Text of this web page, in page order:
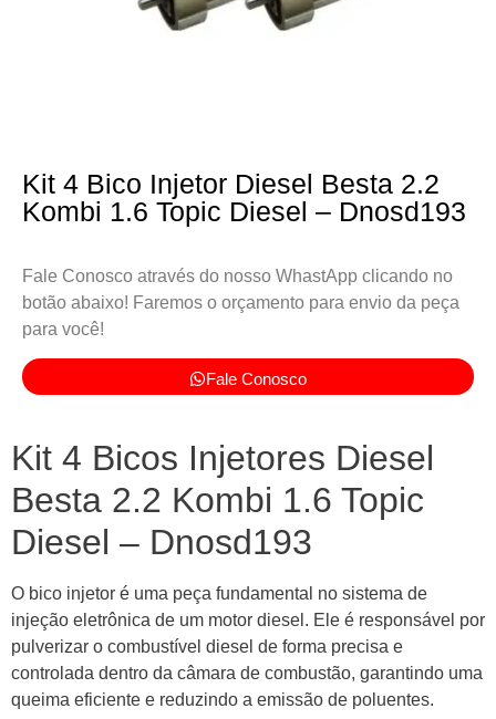
Kit 4 Bico Injetor Diesel Besta 2.2
Kombi 1.6 Topic Diesel – Dnosd193
Fale Conosco através do nosso WhastApp clicando no
botão abaixo! Faremos o orçamento para envio da peça
para você!
Fale Conosco
Kit 4 Bicos Injetores Diesel
Besta 2.2 Kombi 1.6 Topic
Diesel – Dnosd193
O bico injetor é uma peça fundamental no sistema de
injeção eletrônica de um motor diesel. Ele é responsável por
pulverizar o combustível diesel de forma precisa e
controlada dentro da câmara de combustão, garantindo uma
queima eficiente e reduzindo a emissão de poluentes.